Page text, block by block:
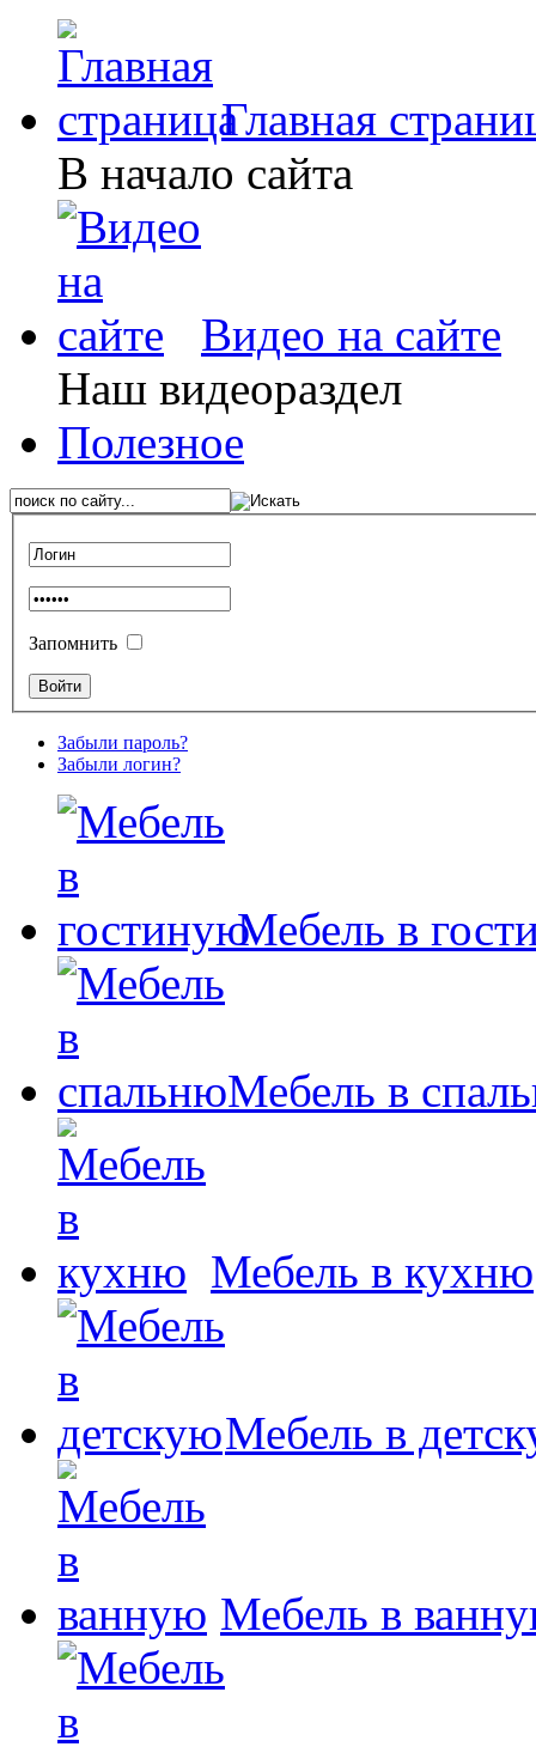
Главная
В начало сайта
Видео на сайте
Наш видеораздел
Полезное
Запомнить
Забыли пароль?
Забыли логин?
Мебель в
Мебель в
Мебель в кухню
Мебель в
Мебель в